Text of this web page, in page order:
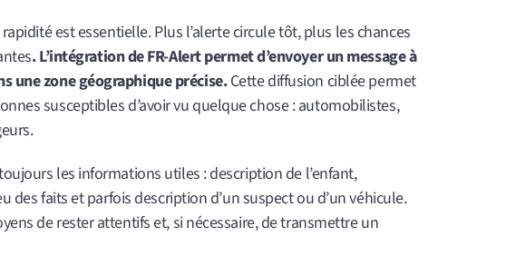
est essentielle. Plus l’alerte circule tôt, plus les chances
. L’intégration de FR-Alert permet d’envoyer un message à
une zone géographique précise.Cette diffusion ciblée permet
susceptibles d’avoir vu quelque chose : automobilistes,
les informations utiles : description de l’enfant,
des faits et parfois description d’un suspect ou d’un véhicule.
de rester attentifs et, si nécessaire, de transmettre un